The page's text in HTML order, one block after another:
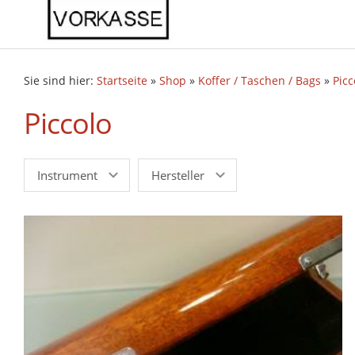
Sie sind hier: Startseite » Shop » Koffer / Taschen / Bags »
Piccolo
Instrument Hersteller